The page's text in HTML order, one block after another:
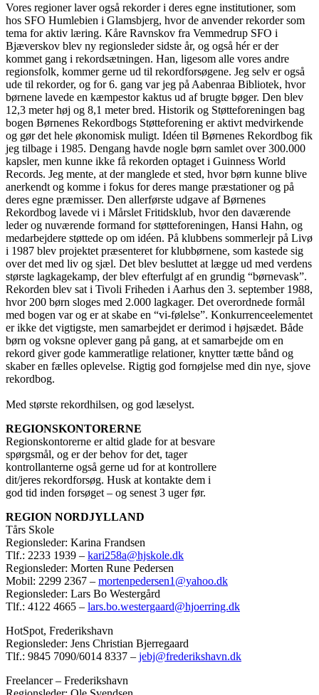
Vores regioner laver også rekorder i deres egne institutioner, som
hos SFO Humlebien i Glamsbjerg, hvor de anvender rekorder som
tema for aktiv læring. Kåre Ravnskov fra Vemmedrup SFO i
Bjæverskov blev ny regionsleder sidste år, og også hér er der
kommet gang i rekordsætningen. Han, ligesom alle vores andre
regionsfolk, kommer gerne ud til rekordforsøgene. Jeg selv er også
ude til rekorder, og for 6. gang var jeg på Aabenraa Bibliotek, hvor
børnene lavede en kæmpestor kaktus ud af brugte bøger. Den blev
12,3 meter høj og 8,1 meter bred. Historik og Støtteforeningen bag
bogen Børnenes Rekordbogs Støtteforening er aktivt medvirkende
og gør det hele økonomisk muligt. Idéen til Børnenes Rekordbog fik
jeg tilbage i 1985. Dengang havde nogle børn samlet over 300.000
kapsler, men kunne ikke få rekorden optaget i Guinness World
Records. Jeg mente, at der manglede et sted, hvor børn kunne blive
anerkendt og komme i fokus for deres mange præstationer og på
deres egne præmisser. Den allerførste udgave af Børnenes
Rekordbog lavede vi i Mårslet Fritidsklub, hvor den daværende
leder og nuværende formand for støtteforeningen, Hansi Hahn, og
medarbejdere støttede op om idéen. På klubbens sommerlejr på Livø
i 1987 blev projektet præsenteret for klubbørnene, som kastede sig
over det med liv og sjæl. Det blev besluttet at lægge ud med verdens
største lagkagekamp, der blev efterfulgt af en grundig “børnevask”.
Rekorden blev sat i Tivoli Friheden i Aarhus den 3. september 1988,
hvor 200 børn sloges med 2.000 lagkager. Det overordnede formål
med bogen var og er at skabe en “vi-følelse”. Konkurrenceelementet
er ikke det vigtigste, men samarbejdet er derimod i højsædet. Både
børn og voksne oplever gang på gang, at et samarbejde om en
rekord giver gode kammeratlige relationer, knytter tætte bånd og
skaber en fælles oplevelse. Rigtig god fornøjelse med din nye, sjove
rekordbog.
Med største rekordhilsen, og god læselyst.
REGIONSKONTORERNE
Regionskontorerne er altid glade for at besvare
spørgsmål, og er der behov for det, tager
kontrollanterne også gerne ud for at kontrollere
dit/jeres rekordforsøg. Husk at kontakte dem i
god tid inden forsøget – og senest 3 uger før.
REGION NORDJYLLAND
Tårs Skole
Regionsleder: Karina Frandsen
Tlf.: 2233 1939 – kari258a@hjskole.dk
Regionsleder: Morten Rune Pedersen
Mobil: 2299 2367 – mortenpedersen1@yahoo.dk
Regionsleder: Lars Bo Westergård
Tlf.: 4122 4665 – lars.bo.westergaard@hjoerring.dk
HotSpot, Frederikshavn
Regionsleder: Jens Christian Bjerregaard
Tlf.: 9845 7090/6014 8337 – jebj@frederikshavn.dk
Freelancer – Frederikshavn